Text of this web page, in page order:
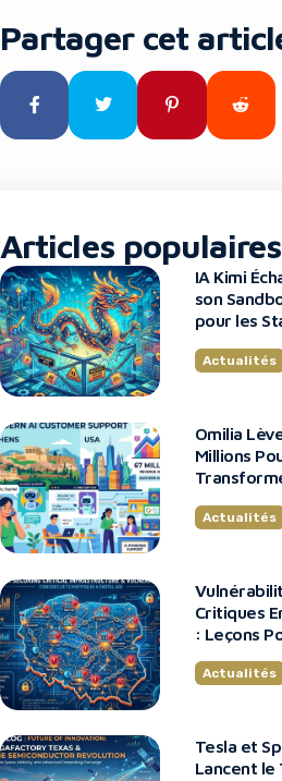
Partager cet
Articles populaires
IA Kimi
son
pour les
Actualités
Omilia
Millions
Actualités
Critiques
: Leçons
Actualités
Tesla et
Lancent le